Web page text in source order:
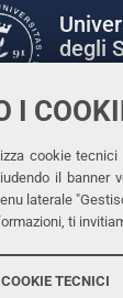
I
cookie tecnici
il
laterale
ti
TECNICI
degli
Linkedin